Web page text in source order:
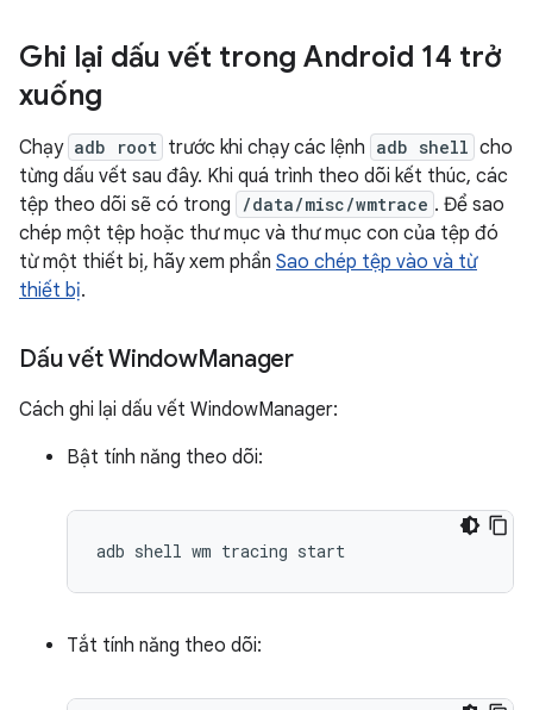
Ghi lại dấu vết trong Android 14 trở
xuống
Chạy adb root trước khi chạy các lệnh adb shell cho
từng dấu vết sau đây. Khi quá trình theo dõi kết thúc, các
tệp theo dõi sẽ có trong
/data/misc/wmtrace . Để sao
chép một tệp hoặc thư mục và thư mục con của tệp đó
từ một thiết bị, hãy xem phần Sao chép tệp vào và từ
thiết bị.
Dấu vết WindowManager
Cách ghi lại dấu vết WindowManager:
Bật tính năng theo dõi:
Tắt tính năng theo dõi: